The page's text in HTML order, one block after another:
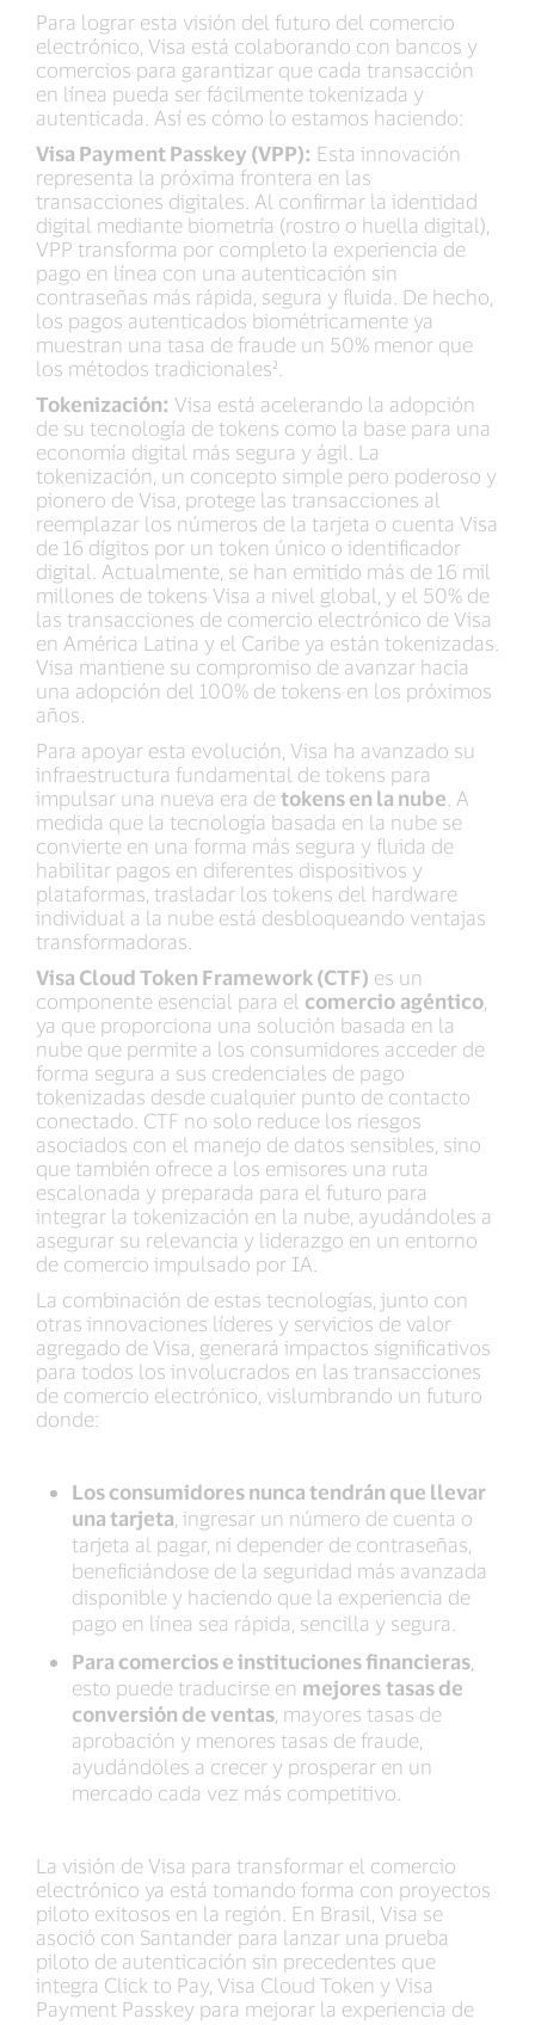
Para lograr esta visión del futuro del comercio
electrónico, Visa está colaborando con bancos y
comercios para garantizar que cada transacción
en línea pueda ser fácilmente tokenizada y
autenticada. Así es cómo lo estamos haciendo:
Visa Payment Passkey (VPP): Esta innovación
representa la próxima frontera en las
transacciones digitales. Al confirmar la identidad
digital mediante biometría (rostro o huella digital),
VPP transforma por completo la experiencia de
pago en línea con una autenticación sin
contraseñas más rápida, segura y fluida. De hecho,
los pagos autenticados biométricamente ya
muestran una tasa de fraude un 50% menor que
los métodos tradicionales².
Tokenización: Visa está acelerando la adopción
de su tecnología de tokens como la base para una
economía digital más segura y ágil. La
tokenización, un concepto simple pero poderoso y
pionero de Visa, protege las transacciones al
reemplazar los números de la tarjeta o cuenta Visa
de 16 dígitos por un token único o identificador
digital. Actualmente, se han emitido más de 16 mil
millones de tokens Visa a nivel global, y el 50% de
las transacciones de comercio electrónico de Visa
en América Latina y el Caribe ya están tokenizadas.
Visa mantiene su compromiso de avanzar hacia
una adopción del 100% de tokens en los próximos
años.
Para apoyar esta evolución, Visa ha avanzado su
infraestructura fundamental de tokens para
impulsar una nueva era de tokens en la nube . A
medida que la tecnología basada en la nube se
convierte en una forma más segura y fluida de
habilitar pagos en diferentes dispositivos y
plataformas, trasladar los tokens del hardware
individual a la nube está desbloqueando ventajas
transformadoras.
Visa Cloud Token Framework (CTF) es un
componente esencial para el comercio agéntico
ya que proporciona una solución basada en la
nube que permite a los consumidores acceder de
forma segura a sus credenciales de pago
tokenizadas desde cualquier punto de contacto
conectado. CTF no solo reduce los riesgos
asociados con el manejo de datos sensibles, sino
que también ofrece a los emisores una ruta
escalonada y preparada para el futuro para
integrar la tokenización en la nube, ayudándoles a
asegurar su relevancia y liderazgo en un entorno
de comercio impulsado por IA.
La combinación de estas tecnologías, junto con
otras innovaciones líderes y servicios de valor
agregado de Visa, generará impactos significativos
para todos los involucrados en las transacciones
de comercio electrónico, vislumbrando un futuro
donde:
Los consumidores nunca tendrán que llevar
una tarjeta , ingresar un número de cuenta o
tarjeta al pagar, ni depender de contraseñas,
beneficiándose de la seguridad más avanzada
disponible y haciendo que la experiencia de
pago en línea sea rápida, sencilla y segura.
Para comercios e instituciones financieras
esto puede traducirse en mejores tasas de
conversión de ventas , mayores tasas de
aprobación y menores tasas de fraude,
ayudándoles a crecer y prosperar en un
mercado cada vez más competitivo.
La visión de Visa para transformar el comercio
electrónico ya está tomando forma con proyectos
piloto exitosos en la región. En Brasil, Visa se
asoció con Santander para lanzar una prueba
piloto de autenticación sin precedentes que
integra Click to Pay, Visa Cloud Token y Visa
Payment Passkey para mejorar la experiencia de